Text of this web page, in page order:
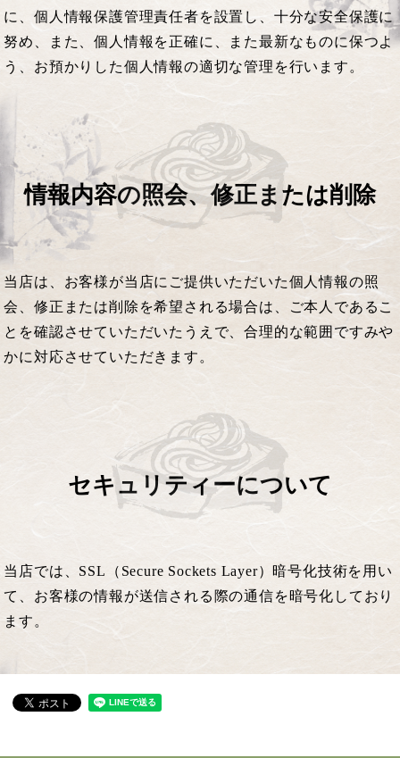
に、個人情報保護管理責任者を設置し、十分な安全保護に
努め、また、個人情報を正確に、また最新なものに保つよ
う、お預かりした個人情報の適切な管理を行います。
情報内容の照会、修正または削除
当店は、お客様が当店にご提供いただいた個人情報の照
会、修正または削除を希望される場合は、ご本人であるこ
とを確認させていただいたうえで、合理的な範囲ですみや
かに対応させていただきます。
セキュリティーについて
当店では、SSL（Secure Sockets Layer）暗号化技術を用い
て、お客様の情報が送信される際の通信を暗号化しており
ます。